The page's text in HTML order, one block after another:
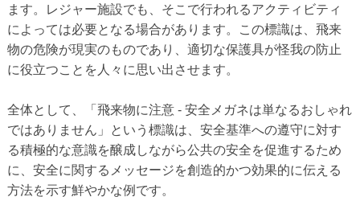
ます。レジャー施設でも、そこで行われるアクティビティ
によっては必要となる場合があります。この標識は、飛来
物の危険が現実のものであり、適切な保護具が怪我の防止
に役立つことを人々に思い出させます。
全体として、「飛来物に注意 - 安全メガネは単なるおしゃれ
ではありません」という標識は、安全基準への遵守に対す
る積極的な意識を醸成しながら公共の安全を促進するため
に、安全に関するメッセージを創造的かつ効果的に伝える
方法を示す鮮やかな例です。